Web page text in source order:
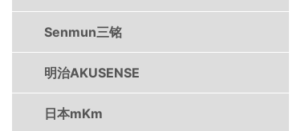
Senmun三铭
明治AKUSENSE
日本mKm